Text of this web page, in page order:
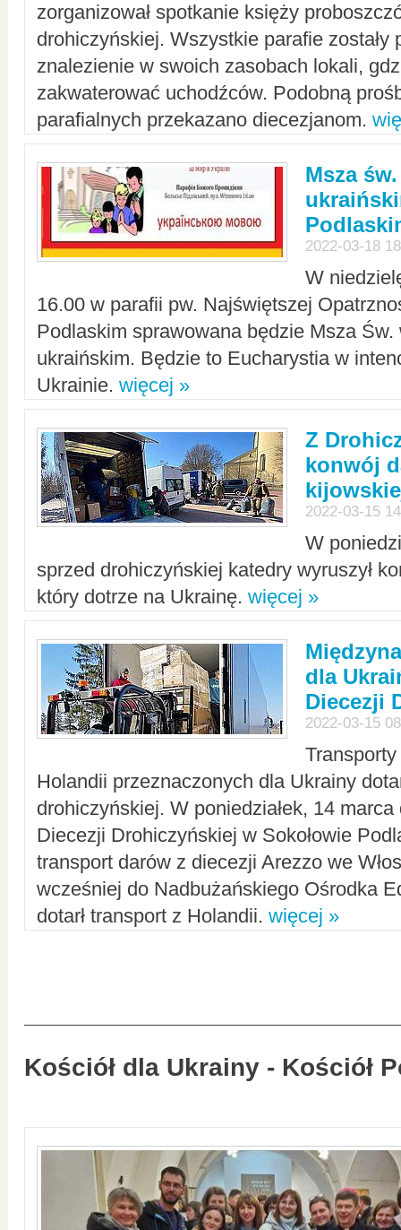
zorganizował spotkanie księży
drohiczyńskiej. Wszystkie parafie zostały
znalezienie w swoich zasobach lokali,
zakwaterować uchodźców. Podobną
parafialnych przekazano diecezjanom.
Msza
2022-03-18
W
16.00 w parafii pw. Najświętszej
Podlaskim sprawowana będzie Msza Św.
ukraińskim. Będzie to Eucharystia w
Ukrainie. więcej »
Z
konwój
2022-03-15
W
sprzed drohiczyńskiej katedry wyruszył
który dotrze na Ukrainę. więcej »
dla
Diecezji
2022-03-15
Holandii przeznaczonych dla Ukrainy
drohiczyńskiej. W poniedziałek, 14
Diecezji Drohiczyńskiej w Sokołowie
transport darów z diecezji Arezzo we
wcześniej do Nadbużańskiego Ośrodka
dotarł transport z Holandii. więcej »
Kościół dla Ukrainy - Kościół